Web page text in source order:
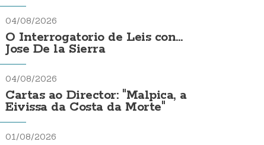
04/08/2026
O Interrogatorio de Leis con...
Jose De la Sierra
04/08/2026
Cartas ao Director: "Malpica, a
Eivissa da Costa da Morte"
01/08/2026